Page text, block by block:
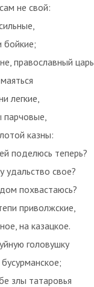
не свой:
бойкие;
православный царь,
легкие,
казны:
поделюсь теперь?
удальство свое?
похвастаюсь?
приволжские,
на казацкое.
головушку
злы татаровья